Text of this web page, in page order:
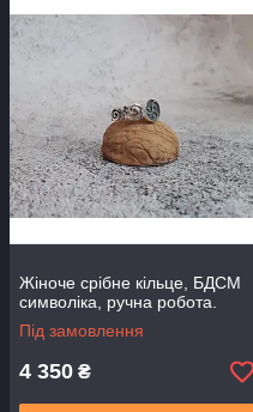
Жіноче срібне кільце, БДСМ
символіка, ручна робота.
Під замовлення
4 350 ₴